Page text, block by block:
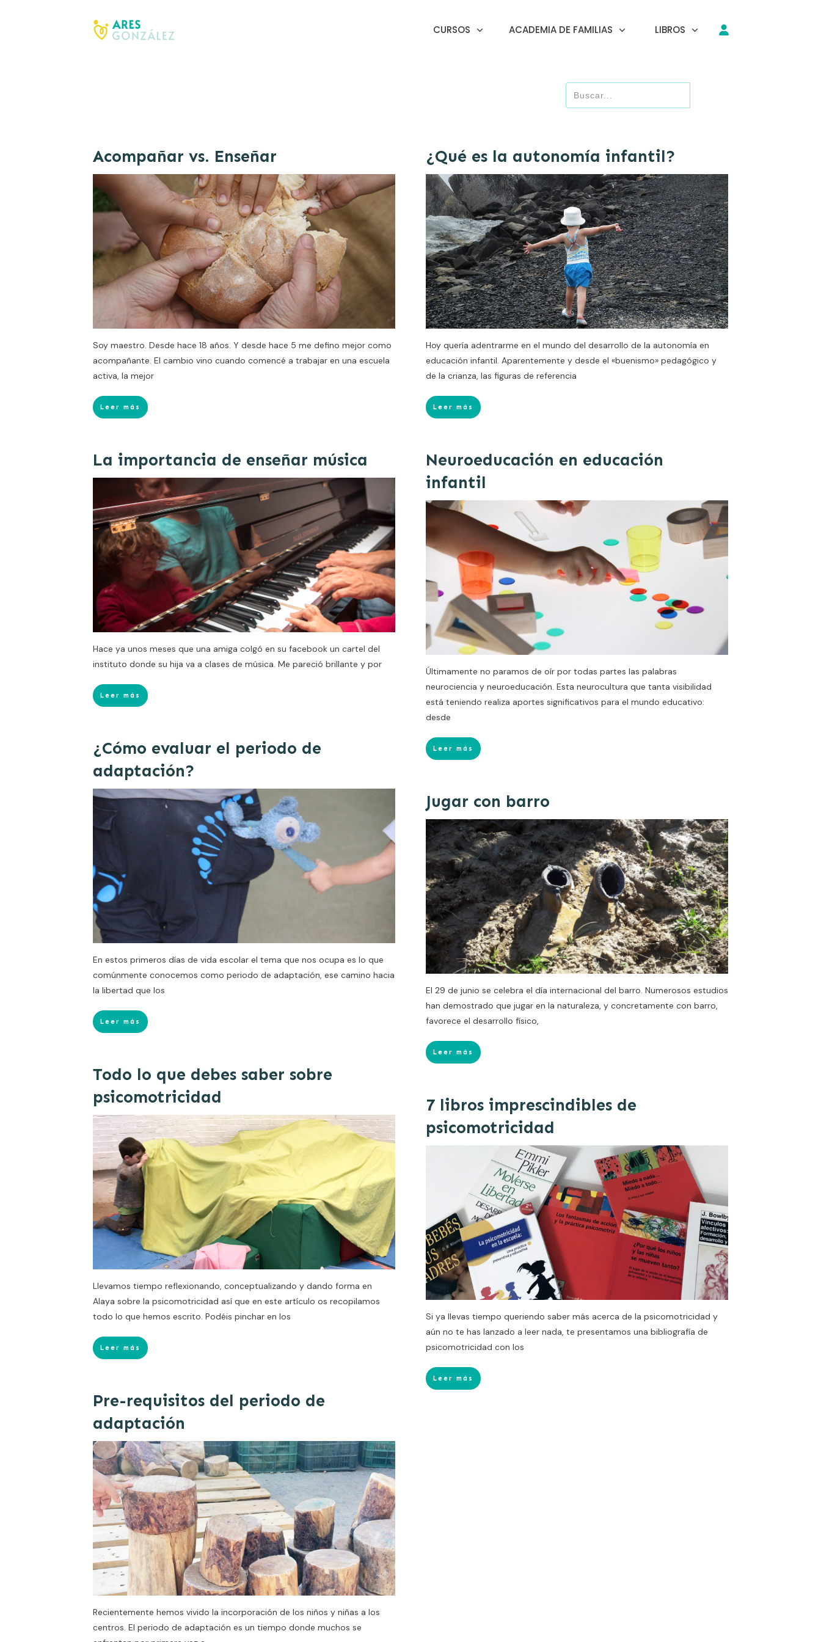
CURSOS ACADEMIA DE FAMILIAS LIBROS
Acompañar vs. Enseñar
Soy maestro. Desde hace 18 años. Y desde hace 5 me defino mejor como
acompañante. El cambio vino cuando comencé a trabajar en una escuela
activa, la mejor
Leer más
¿Qué es la autonomía infantil?
Hoy quería adentrarme en el mundo del desarrollo de la autonomía en
educación infantil. Aparentemente y desde el «buenismo» pedagógico y
de la crianza, las figuras de referencia
Leer más
La importancia de enseñar música
Hace ya unos meses que una amiga colgó en su facebook un cartel del
instituto donde su hija va a clases de música. Me pareció brillante y por
Leer más
Neuroeducación en educación
infantil
Últimamente no paramos de oír por todas partes las palabras
neurociencia y neuroeducación. Esta neurocultura que tanta visibilidad
está teniendo realiza aportes significativos para el mundo educativo:
desde
Leer más
¿Cómo evaluar el periodo de
adaptación?
En estos primeros días de vida escolar el tema que nos ocupa es lo que
comúnmente conocemos como periodo de adaptación, ese camino hacia
la libertad que los
Leer más
Jugar con barro
El 29 de junio se celebra el día internacional del barro. Numerosos estudios
han demostrado que jugar en la naturaleza, y concretamente con barro,
favorece el desarrollo físico,
Leer más
Todo lo que debes saber sobre
psicomotricidad
Llevamos tiempo reflexionando, conceptualizando y dando forma en
Alaya sobre la psicomotricidad así que en este artículo os recopilamos
todo lo que hemos escrito. Podéis pinchar en los
Leer más
7 libros imprescindibles de
psicomotricidad
Si ya llevas tiempo queriendo saber más acerca de la psicomotricidad y
aún no te has lanzado a leer nada, te presentamos una bibliografía de
psicomotricidad con los
Leer más
Pre-requisitos del periodo de
adaptación
Recientemente hemos vivido la incorporación de los niños y niñas a los
centros. El periodo de adaptación es un tiempo donde muchos se